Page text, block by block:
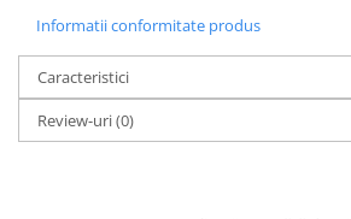
Informatii conformitate produs
Caracteristici
Review-uri(0)